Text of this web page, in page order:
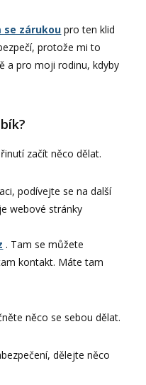
se zárukou pro ten klid
protože mi to
a pro moji rodinu, kdyby
začít něco dělat.
podívejte se na další
webové stránky
. Tam se můžete
kontakt. Máte tam
něco se sebou dělat.
dělejte něco